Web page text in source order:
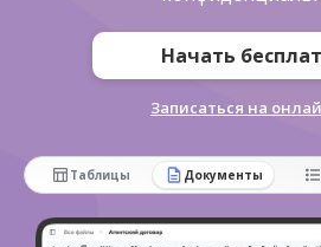
Начать
Записаться на